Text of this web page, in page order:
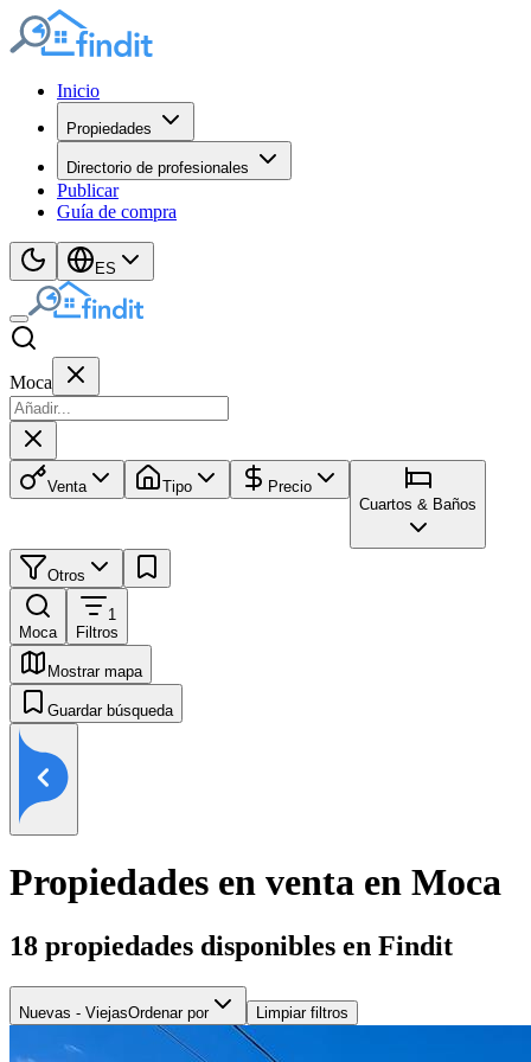
Inicio
Propiedades
Directorio de profesionales
Publicar
Guía de compra
ES
Moca
Venta Tipo
Precio
Cuartos & Baños
Otros
Moca
1
Filtros
Mostrar mapa
Guardar búsqueda
Propiedades en venta en Moca
18 propiedades disponibles en Findit
Nuevas - ViejasOrdenar por Limpiar filtros